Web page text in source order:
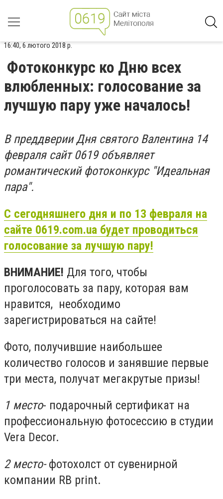
16:40, 6 лютого 2018 р.
Фотоконкурс ко Дню всех
влюбленных: голосование за
лучшую пару уже началось!
В преддверии Дня святого Валентина 14
февраля сайт 0619 объявляет
романтический фотоконкурс "Идеальная
пара".
С сегодняшнего дня и по 13 февраля на
сайте 0619.com.ua будет проводиться
голосование за лучшую пару!
ВНИМАНИЕ! Для того, чтобы
проголосовать за пару, которая вам
нравится, необходимо
зарегистрироваться на сайте!
Фото, получившие наибольшее
количество голосов и занявшие первые
три места, получат мегакрутые призы!
1 место- подарочный сертификат на
профессиональную фотосессию в студии
Vera Decor.
2 место-фотохолст от сувенирной
компании RB print.